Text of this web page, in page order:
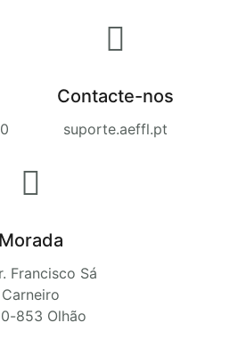
Contacte-nos
suporte.aeffl.pt
Morada
Francisco Sá
Carneiro
853 Olhão